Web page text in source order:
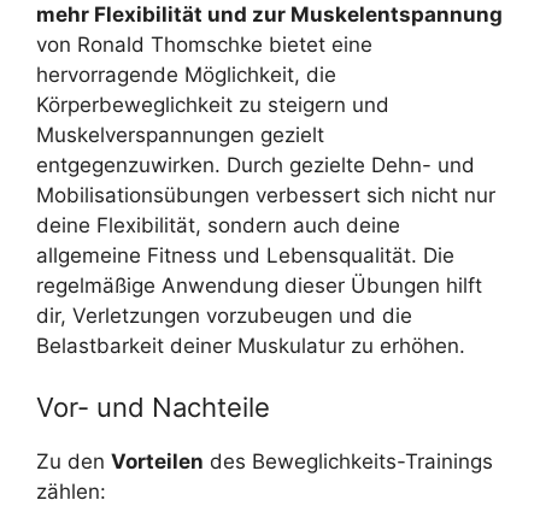
mehr Flexibilität und zur Muskelentspannung
von Ronald Thomschke bietet eine
hervorragende Möglichkeit, die
Körperbeweglichkeit zu steigern und
Muskelverspannungen gezielt
entgegenzuwirken. Durch gezielte Dehn- und
Mobilisationsübungen verbessert sich nicht nur
deine Flexibilität, sondern auch deine
allgemeine Fitness und Lebensqualität. Die
regelmäßige Anwendung dieser Übungen hilft
dir, Verletzungen vorzubeugen und die
Belastbarkeit deiner Muskulatur zu erhöhen.
Vor- und Nachteile
Zu den Vorteilen des Beweglichkeits-Trainings
zählen: